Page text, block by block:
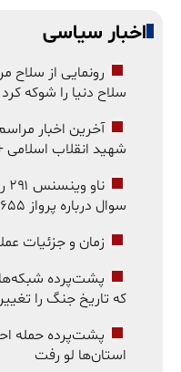
اخبار سیاسی
رونمایی از سلاح
سلاح دنیا را شوکه کرد
آخرین اخبار
شهید انقلاب
سوال درباره پرواز ۶۵۵
زمان و جزئیات
پشت‌پرده
که تاریخ جنگ را
پشت‌پرده حمله
استان‌ها لو رفت